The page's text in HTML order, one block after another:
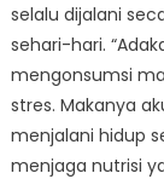
selalu dijalani
sehari-hari.
mengonsumsi
stres. Makanya
menjalani hidup
menjaga nutrisi